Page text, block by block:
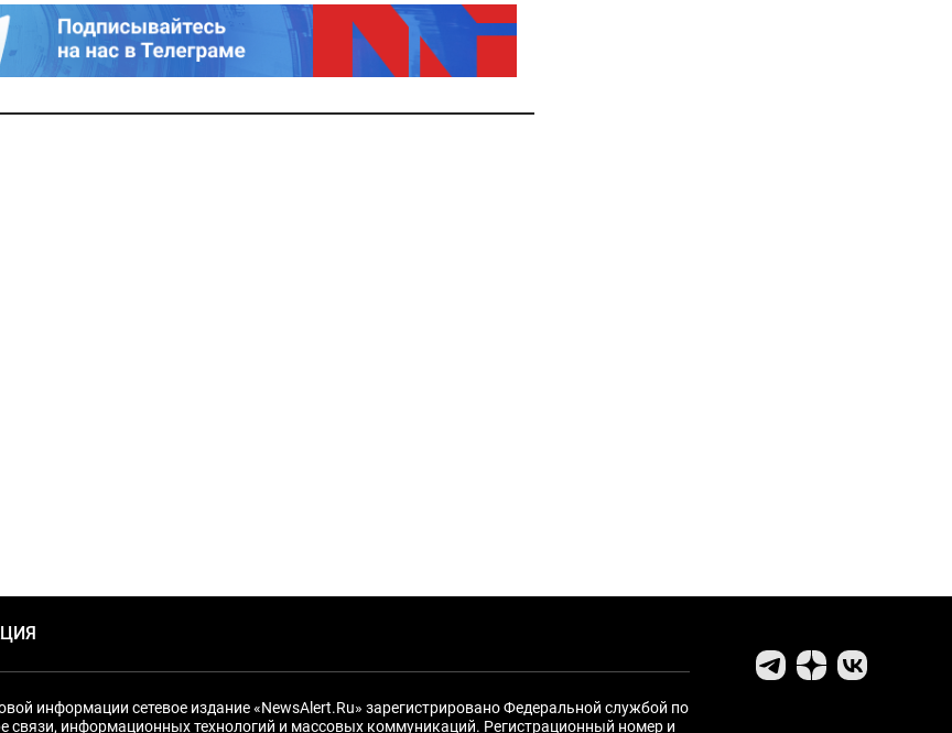
информации сетевое издание «NewsAlert.Ru» зарегистрировано Федеральной службой по
связи, информационных технологий и массовых коммуникаций. Регистрационный номер и